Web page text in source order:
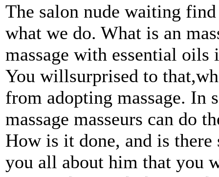
The salon nude waiting
what we do. What is an
massage with essential
You willsurprised to
from adopting massage. In
massage masseurs can do
How is it done, and is
you all about him that you